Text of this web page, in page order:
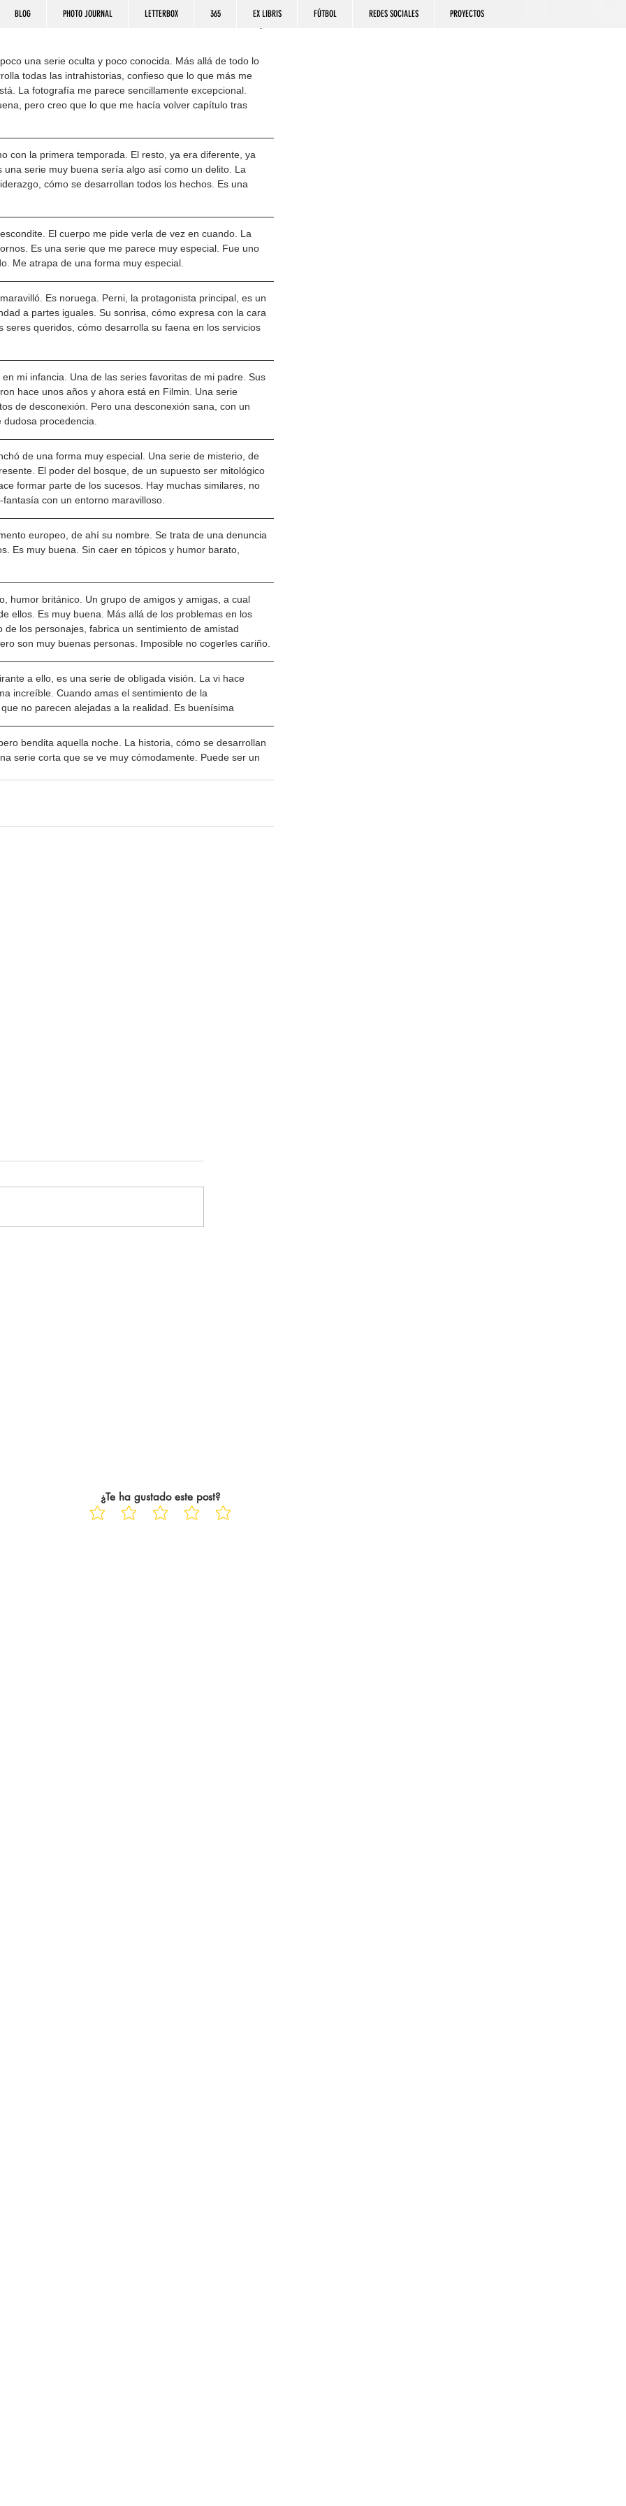
una serie oculta y poco conocida. Más allá de todo lo
todas las intrahistorias, confieso que lo que más me
La fotografía me parece sencillamente excepcional.
pero creo que lo que me hacía volver capítulo tras
con la primera temporada. El resto, ya era diferente, ya
serie muy buena sería algo así como un delito. La
cómo se desarrollan todos los hechos. Es una
El cuerpo me pide verla de vez en cuando. La
Es una serie que me parece muy especial. Fue uno
Me atrapa de una forma muy especial.
Es noruega. Perni, la protagonista principal, es un
a partes iguales. Su sonrisa, cómo expresa con la cara
queridos, cómo desarrolla su faena en los servicios
mi infancia. Una de las series favoritas de mi padre. Sus
hace unos años y ahora está en Filmin. Una serie
de desconexión. Pero una desconexión sana, con un
procedencia.
de una forma muy especial. Una serie de misterio, de
El poder del bosque, de un supuesto ser mitológico
formar parte de los sucesos. Hay muchas similares, no
con un entorno maravilloso.
europeo, de ahí su nombre. Se trata de una denuncia
Es muy buena. Sin caer en tópicos y humor barato,
humor británico. Un grupo de amigos y amigas, a cual
ellos. Es muy buena. Más allá de los problemas en los
los personajes, fabrica un sentimiento de amistad
son muy buenas personas. Imposible no cogerles cariño.
a ello, es una serie de obligada visión. La vi hace
increíble. Cuando amas el sentimiento de la
no parecen alejadas a la realidad. Es buenísima
bendita aquella noche. La historia, cómo se desarrollan
serie corta que se ve muy cómodamente. Puede ser un
en redes
" Joder, debería venir mucho
BLOG PHOTO JOURNAL LETTERBOX 365 EX LIBRIS FÚTBOL REDES SOCIALES PROYECTOS
¿Te ha gustado este post?